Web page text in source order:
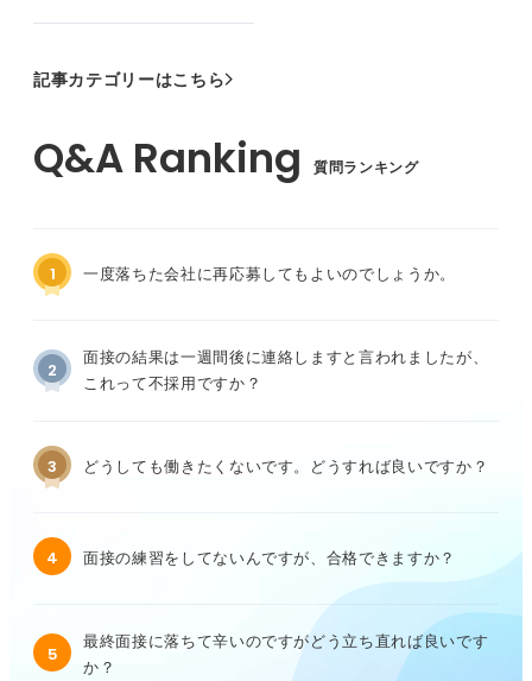
記事カテゴリーはこちら
質問ランキング
1 一度落ちた会社に再応募してもよいのでしょうか。
2
面接の結果は一週間後に連絡しますと言われましたが、
これって不採用ですか？
3 どうしても働きたくないです。どうすれば良いですか？
4 面接の練習をしてないんですが、合格できますか？
5
最終面接に落ちて辛いのですがどう立ち直れば良いです
か？